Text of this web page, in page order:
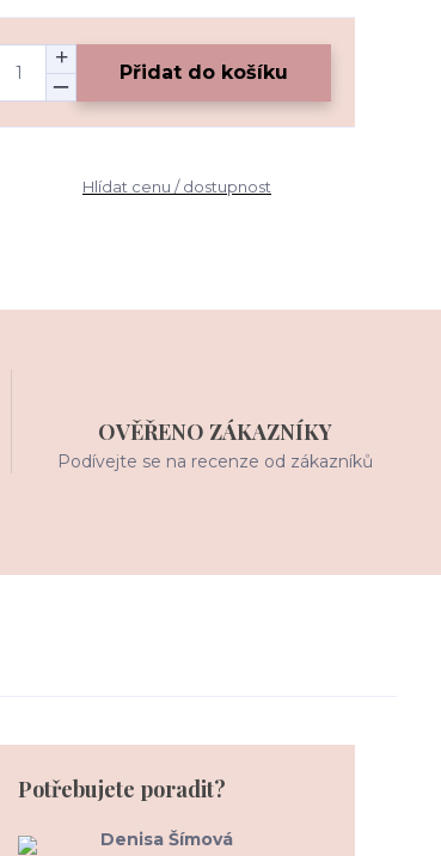
Přidat do košíku
Hlídat cenu / dostupnost
OVĚŘENO ZÁKAZNÍKY
Podívejte se na recenze od zákazníků
Potřebujete poradit?
Denisa Šímová